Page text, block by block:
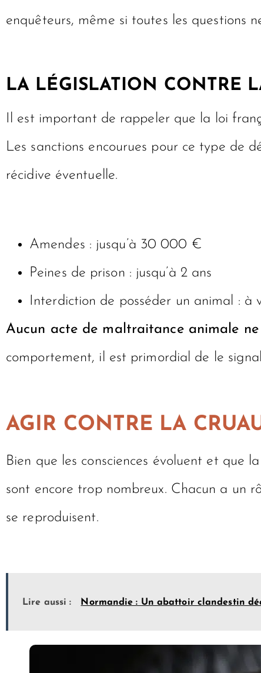
enquêteurs, même si toutes les questions
LA LÉGISLATION CONTRE
Il est important de rappeler que la loi
Les sanctions encourues pour ce type de
récidive éventuelle.
Amendes : jusqu’à 30 000 €
Peines de prison : jusqu’à 2 ans
Interdiction de posséder un animal : à
Aucun acte de maltraitance animale
comportement, il est primordial de le
AGIR CONTRE LA
Bien que les consciences évoluent et que
sont encore trop nombreux. Chacun a un
se reproduisent.
Lire aussi : Normandie : Un abattoir clandestin